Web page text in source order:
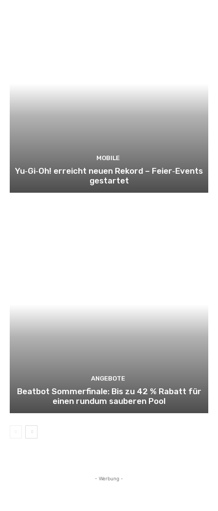
MOBILE
Yu‑Gi‑Oh! erreicht neuen Rekord – Feier‑Events
gestartet
ANGEBOTE
Beatbot Sommerfinale: Bis zu 42 % Rabatt für
einen rundum sauberen Pool
- Werbung -